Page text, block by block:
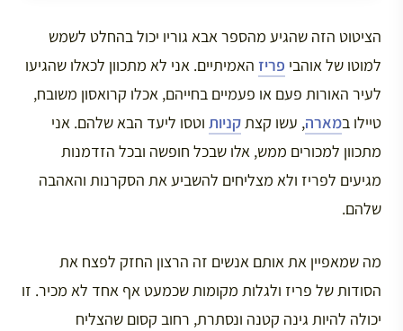
הציטוט הזה שהגיע מהספר אבא גוריו יכול בהחלט לשמש
למוטו של אוהבי פריז האמיתיים. אני לא מתכוון לכאלו שהגיעו
לעיר האורות פעם או פעמיים בחייהם, אכלו קרואסון משובח,
טיילו במארה, עשו קצתקניות וטסו ליעד הבא שלהם. אני
מתכוון למכורים ממש, אלו שבכל חופשה ובכל הזדמנות
מגיעים לפריז ולא מצליחים להשביע את הסקרנות והאהבה
שלהם.
מה שמאפיין את אותם אנשים זה הרצון החזק לפצח את
הסודות של פריז ולגלות מקומות שכמעט אף אחד לא מכיר. זו
יכולה להיות גינה קטנה ונסתרת, רחוב קסום שהצליח